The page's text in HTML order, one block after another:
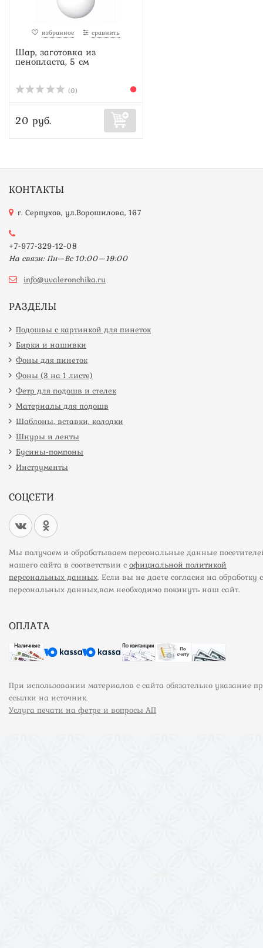
избранное сравнить
Шар, заготовка из
пенопласта, 5 см
(0)
20 руб.
КОНТАКТЫ
г. Серпухов, ул.Ворошилова, 167
+7-977-329-12-08
На связи: Пн—Вс 10:00—19:00
info@uvaleronchika.ru
РАЗДЕЛЫ
Подошвы с картинкой для пинеток
Бирки и нашивки
Фоны для пинеток
Фоны (3 на 1 листе)
Фетр для подошв и стелек
Материалы для подошв
Шаблоны, вставки, колодки
Шнуры и ленты
Бусины-помпоны
Инструменты
СОЦСЕТИ
Мы получаем и обрабатываем персональные данные
нашего сайта в соответствии с официальной политикой
персональных данных. Если вы не даете согласия на обработку
персональных данных,вам необходимо покинуть наш сайт.
ОПЛАТА
При использовании материалов с сайта обязательно указание
ссылки на источник.
Услуга печати на фетре и вопросы АП